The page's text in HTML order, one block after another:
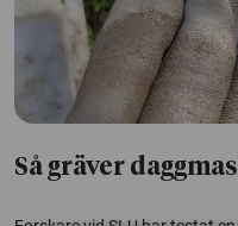
Så gräver